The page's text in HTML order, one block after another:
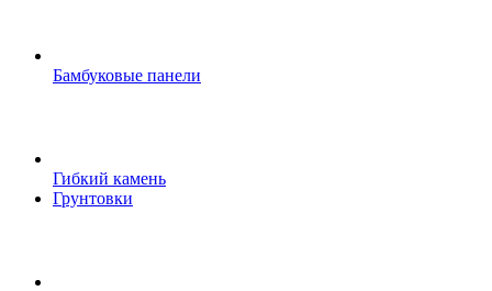
Бамбуковые панели
Гибкий камень
Грунтовки